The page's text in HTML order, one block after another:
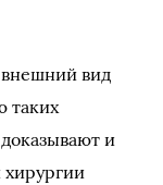
вид
таких
и